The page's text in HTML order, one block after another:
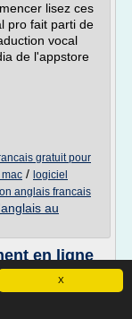
X
lisez ces
pro fait parti de
vocal
de l'appstore
gratuit pour
/ logiciel
anglais francais
au
en ligne